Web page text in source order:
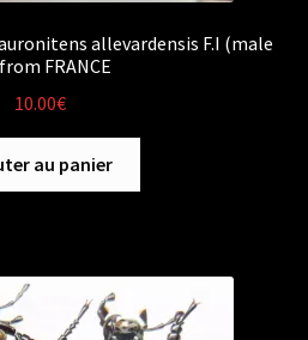
allevardensis F.I (male
FRANCE
10.00€
au panier